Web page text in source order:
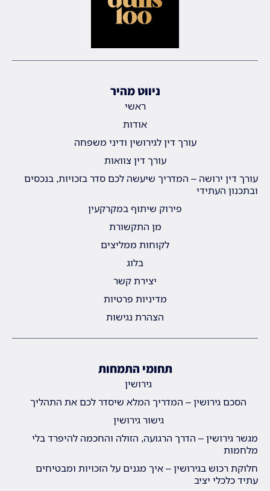
ניווט מהיר
ראשי
אודות
עורך דין לגירושין ודיני משפחה
עורך דין צוואות
עורך דין ירושה – המדריך שיעשה לכם סדר בזכויות, בנכסים
ובתכנון העתידי
פירוק שיתוף במקרקעין
מן התקשורת
לקוחות ממליצים
בלוג
יצירת קשר
מדיניות פרטיות
הצהרת נגישות
תחומי התמחות
גירושין
הסכם גירושין – המדריך המלא שיסדר לכם את התהליך
גישור גירושין
מגשר גירושין – הדרך הרגועה, הזולה והחכמה להיפרד בלי
מלחמות
חלוקת רכוש בגירושין – איך מגנים על הזכויות ומבטיחים
עתיד כלכלי יציב